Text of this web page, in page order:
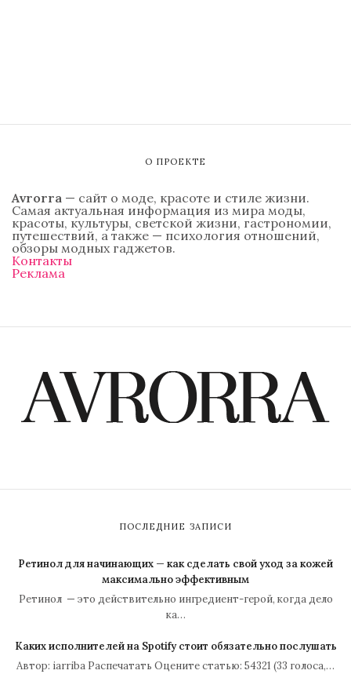
О ПРОЕКТЕ
Avrorra — сайт о моде, красоте и стиле жизни.
Самая актуальная информация из мира моды,
красоты, культуры, светской жизни, гастрономии,
путешествий, а также — психология отношений,
обзоры модных гаджетов.
Контакты
Реклама
ПОСЛЕДНИЕ ЗАПИСИ
Ретинол для начинающих — как сделать свой уход за кожей
максимально эффективным
Ретинол — это действительно ингредиент-герой, когда дело
ка…
Каких исполнителей на Spotify стоит обязательно послушать
Автор: iarriba Распечатать Оцените статью: 54321 (33 голоса,…